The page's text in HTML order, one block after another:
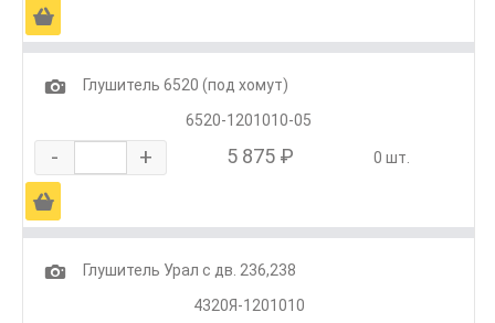
Ä
1
Глушитель 6520 (под хомут)
6520-1201010-05
- + 5 875 ₽ 0 шт.
Ä
1
Глушитель Урал с дв. 236,238
4320Я-1201010